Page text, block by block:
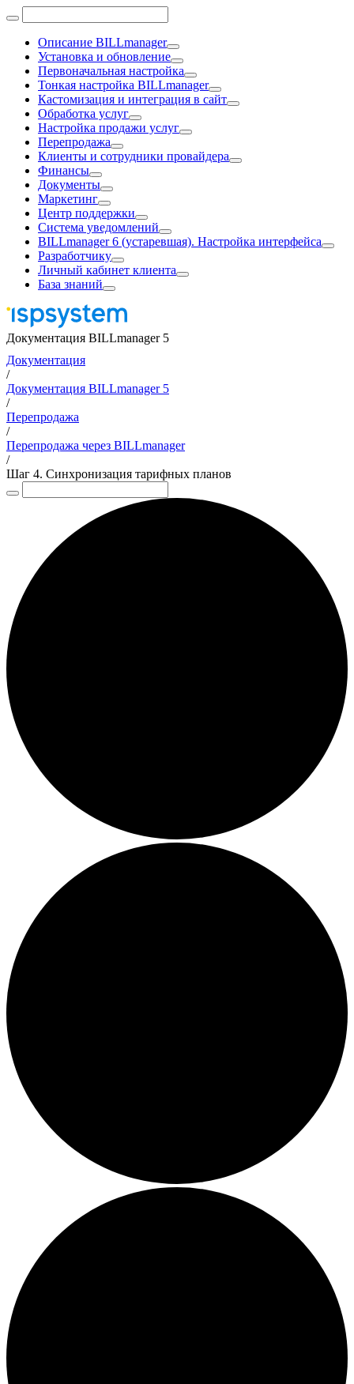
Описание BILLmanager
Установка и обновление
Первоначальная настройка
Тонкая настройка BILLmanager
Кастомизация и интеграция в сайт
Обработка услуг
Настройка продажи услуг
Перепродажа
Клиенты и сотрудники провайдера
Финансы
Документы
Маркетинг
Центр поддержки
Система уведомлений
BILLmanager 6 (устаревшая). Настройка интерфейса
Разработчику
Личный кабинет клиента
База знаний
Документация BILLmanager 5
Документация
/
Документация BILLmanager 5
/
Перепродажа
/
Перепродажа через BILLmanager
/
Шаг 4. Синхронизация тарифных планов